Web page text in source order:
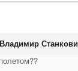
Владимир